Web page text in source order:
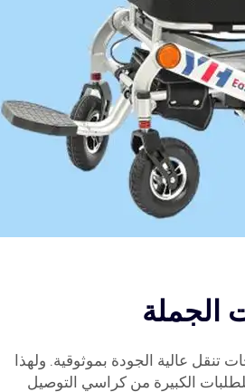
الجملة
عالية الجودة بموثوقية. ولهذا
الكبيرة من كراسي التوصيل